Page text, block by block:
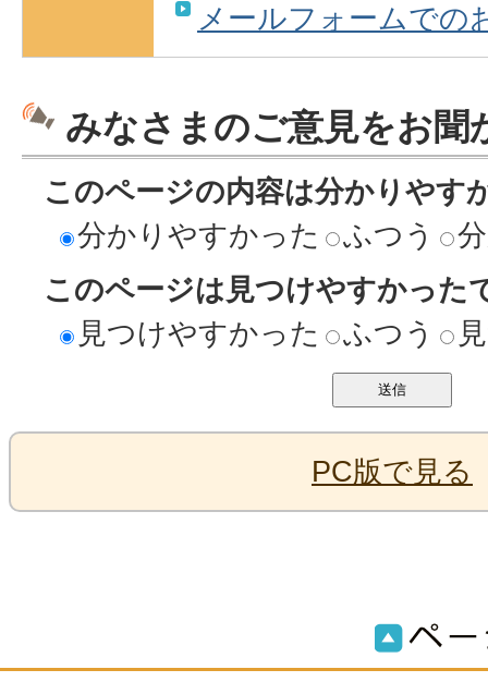
メールフォームでの
みなさまのご意見をお聞
このページの内容は分かりやす
分かりやすかった
ふつう
このページは見つけやすかった
見つけやすかった
ふつう
PC版で見る